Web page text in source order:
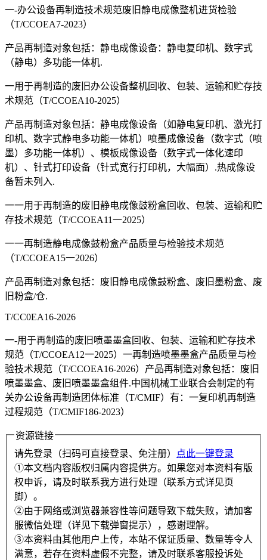
一-办公设备再制造技术规范废旧静电成像整机进货检验
（T/CCOEA7-2023）
产品再制造对象包括：静电成像设备：静电复印机、数字式
（静电）多功能一体机.
一用于再制造的废旧办公设备整机回收、包装、运输和贮存技
术规范（T/CCOEA10-2025）
产品再制造对象包括：静电成像设备（如静电复印机、激光打
印机、数字式静电多功能一体机）喷墨成像设备（数字式（喷
墨）多功能一体机）、模板成像设备（数字式一体化速印
机）、针式打印设备（针式宽行打印机，大幅面）.热成像设
备暂未列入.
一一用于再制造的废旧静电成像鼓粉盒回收、包装、运输和贮
存技术规范（T/CCOEA11一2025）
一一再制造静电成像鼓粉盒产品质量与检验技术规范
（T/CCOEA15一2026）
产品再制造对象包括：废旧静电成像鼓粉盒、废旧墨粉盒、废
旧粉盒/仓.
T/CC0EA16-2026
一-用于再制造的废旧喷墨墨盒回收、包装、运输和贮存技术
规范（T/CCOEA12一2025）一再制造喷墨墨盒产品质量与检
验技术规范（T/CCOEA16-2026）产品再制造对象包括：废旧
喷墨墨盒、废旧喷墨墨盒组件.中国机械工业联合会制定的有
关办公设备再制造团体标准（T/CMIF）有：一复印机再制造
过程规范（T/CMIF186-2023）
资源链接
请先登录（扫码可直接登录、免注册）
点此一键登录
①本文档内容版权归属内容提供方。如果您对本资料有版
权申诉，请及时联系我方进行处理（联系方式详见页
脚）。
②由于网络或浏览器兼容性等问题导致下载失败，请加客
服微信处理（详见下载弹窗提示），感谢理解。
③本资料由其他用户上传，本站不保证质量、数量等令人
满意，若存在资料虚假不完整，请及时联系客服投诉处